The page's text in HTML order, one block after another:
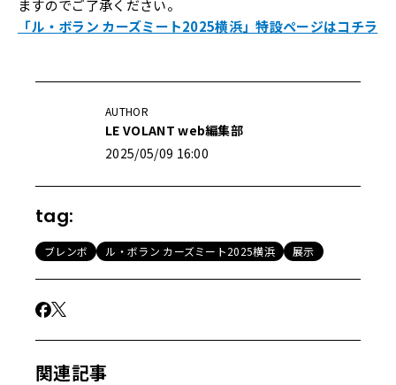
ますのでご了承ください。
「ル・ボラン カーズミート2025横浜」特設ページはコチラ
AUTHOR
LE VOLANT web編集部
2025/05/09 16:00
tag:
ブレンボ ル・ボラン カーズミート2025横浜 展示
関連記事